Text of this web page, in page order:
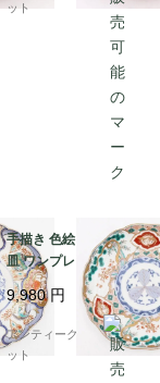
ット
手描き 色絵 中皿 七寸
皿 ワンプレート おしゃ
れ 大正 骨董 アンティ
ーク 和食器 おもてなし
（松竹梅・三つ葉・鳳
凰・菊・菱）
9,980円
アンティークブルーパロ
ット